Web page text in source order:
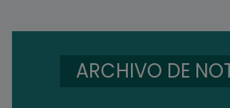
ARCHIVO DE